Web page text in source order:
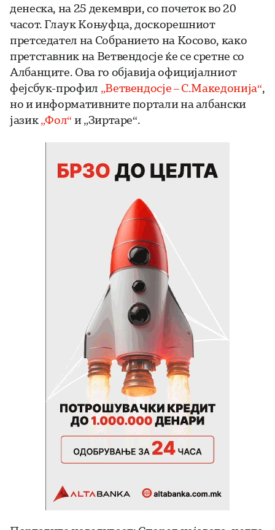
денеска, на 25 декември, со почеток во 20
часот. Глаук Коњуфца, доскорешниот
претседател на Собранието на Косово, како
претставник на Ветвендосје ќе се сретне со
Албанците. Ова го објавија официјалниот
фејсбук-профил „Ветвендосје – С.Македонија“,
но и информативните портали на албански
јазик„Фол“и „Зиртаре“.